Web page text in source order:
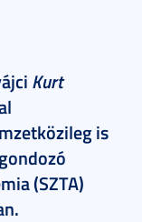
Kurt
is
(SZTA)